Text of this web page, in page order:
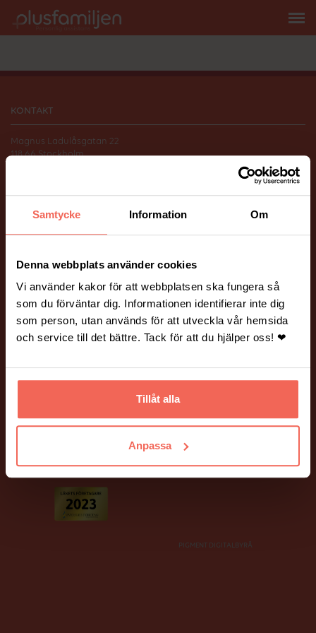
Samtycke Information Om
Denna webbplats använder cookies
Vi använder kakor för att webbplatsen ska fungera så
som du förväntar dig. Informationen identifierar inte dig
som person, utan används för att utveckla vår hemsida
och service till det bättre. Tack för att du hjälper oss! ❤
Tillåt alla
Anpassa
KONTAKT
Magnus Ladulåsgatan 22
118 66 Stockholm
FÖLJ OSS
Instagram
ÖVRIGT
Vanliga frågor och svar. Hantering av personuppgifter.
Ett stort tack till våra fina kunder som har ställt upp som modeller!
PIGMENT DIGITALBYRÅ